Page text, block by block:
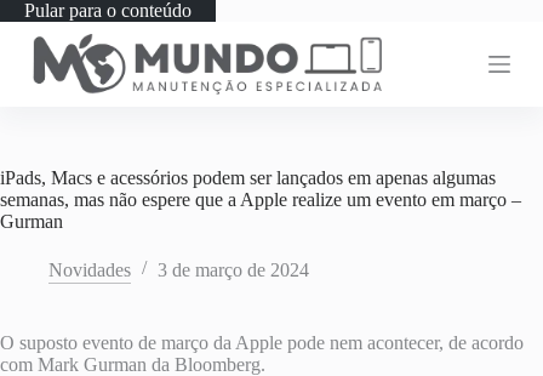
Pular para o conteúdo
iPads, Macs e acessórios podem ser lançados em apenas algumas
semanas, mas não espere que a Apple realize um evento em março –
Gurman
Novidades 3 de março de 2024
O suposto evento de março da Apple pode nem acontecer, de acordo
com Mark Gurman da Bloomberg.